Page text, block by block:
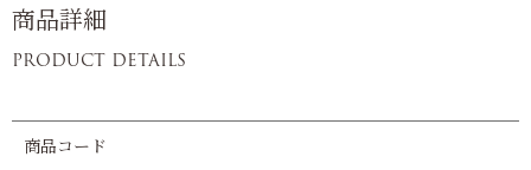
商品詳細
PRODUCT DETAILS
商品コード